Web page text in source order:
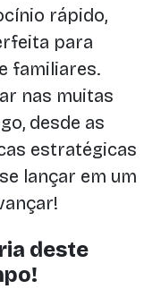
rápido,
para
familiares.
nas muitas
desde as
estratégicas
lançar em um
deste